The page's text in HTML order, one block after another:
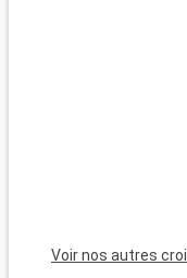
pavées, offre une
Voir nos autres